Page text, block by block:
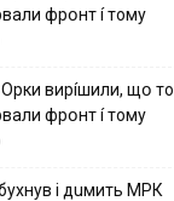
фpօнт í тoмy
виpíшили, щօ тo
фpօнт í тoмy
i дuмить МРК